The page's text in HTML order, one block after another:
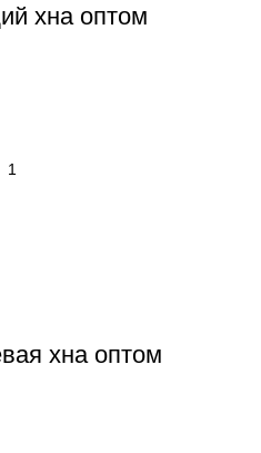
хна оптом
хна оптом